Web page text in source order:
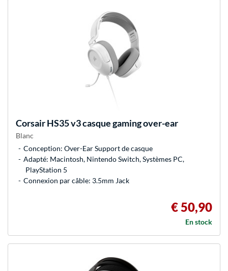
CorsairHS35 v3 casque gaming over-ear
Blanc
Conception: Over-Ear Support de casque
Adapté: Macintosh, Nintendo Switch, Systèmes PC,
PlayStation 5
Connexion par câble: 3.5mm Jack
€ 50,90
En stock